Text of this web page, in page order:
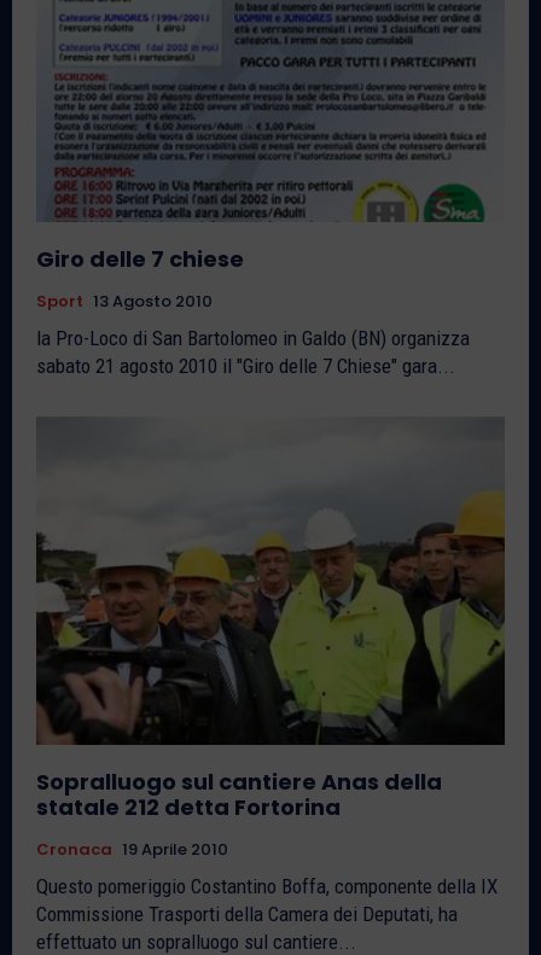
Giro delle 7 chiese
Sport 13 Agosto 2010
la Pro-Loco di San Bartolomeo in Galdo (BN) organizza
sabato 21 agosto 2010 il "Giro delle 7 Chiese" gara...
Sopralluogo sul cantiere Anas della
statale 212 detta Fortorina
Cronaca 19 Aprile 2010
Questo pomeriggio Costantino Boffa, componente della IX
Commissione Trasporti della Camera dei Deputati, ha
effettuato un sopralluogo sul cantiere...